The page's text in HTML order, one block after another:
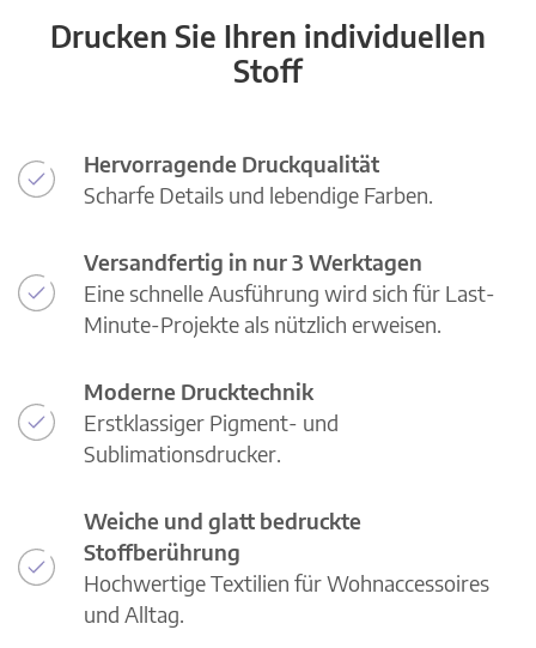
Drucken Sie Ihren individuellen
Stoff
Hervorragende Druckqualität
Scharfe Details und lebendige Farben.
Versandfertig in nur 3 Werktagen
Eine schnelle Ausführung wird sich für Last-
Minute-Projekte als nützlich erweisen.
Moderne Drucktechnik
Erstklassiger Pigment- und
Sublimationsdrucker.
Weiche und glatt bedruckte
Stoffberührung
Hochwertige Textilien für Wohnaccessoires
und Alltag.